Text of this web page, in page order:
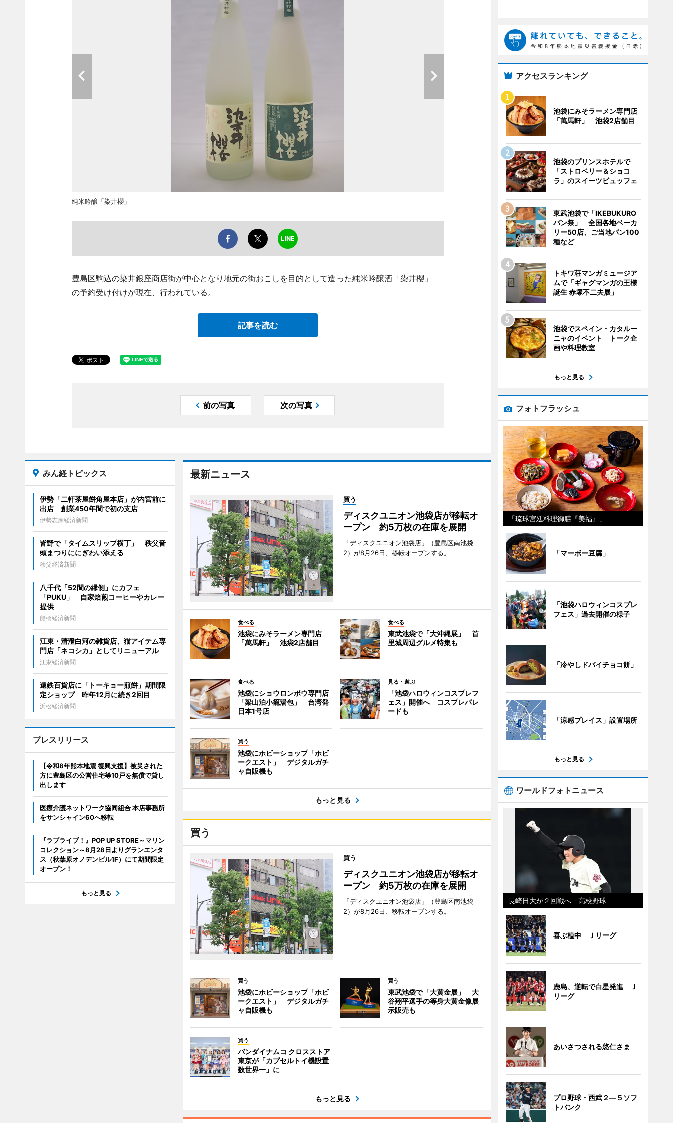
純米吟醸「染井櫻」
豊島区駒込の染井銀座商店街が中心となり地元の街おこしを目的として造った純米吟醸酒「染井櫻」
の予約受け付けが現在、行われている。
記事を読む
前の写真 次の写真
最新ニュース
買う
ディスクユニオン池袋店が移転オ
ープン 約5万枚の在庫を展開
「ディスクユニオン池袋店」（豊島区南池袋
2）が8月26日、移転オープンする。
食べる
池袋にみそラーメン専門店
「萬馬軒」 池袋2店舗目
食べる
東武池袋で「大沖縄展」 首
里城周辺グルメ特集も
食べる
池袋にショウロンポウ専門店
「梁山泊小籠湯包」 台湾発
日本1号店
見る・遊ぶ
「池袋ハロウィンコスプレフ
ェス」開催へ コスプレパレ
ードも
買う
池袋にホビーショップ「ホビ
ークエスト」 デジタルガチ
ャ自販機も
もっと見る
買う
買う
ディスクユニオン池袋店が移転オ
ープン 約5万枚の在庫を展開
「ディスクユニオン池袋店」（豊島区南池袋
2）が8月26日、移転オープンする。
買う
池袋にホビーショップ「ホビ
ークエスト」 デジタルガチ
ャ自販機も
買う
東武池袋で「大黄金展」 大
谷翔平選手の等身大黄金像展
示販売も
買う
バンダイナムコ クロスストア
東京が「カプセルトイ機設置
数世界一」に
もっと見る
みん経トピックス
伊勢「二軒茶屋餅角屋本店」が内宮前に
出店 創業450年間で初の支店
伊勢志摩経済新聞
皆野で「タイムスリップ横丁」 秩父音
頭まつりににぎわい添える
秩父経済新聞
八千代「52間の縁側」にカフェ
「PUKU」 自家焙煎コーヒーやカレー
提供
船橋経済新聞
江東・清澄白河の雑貨店、猫アイテム専
門店「ネコシカ」としてリニューアル
江東経済新聞
遠鉄百貨店に「トーキョー煎餅」期間限
定ショップ 昨年12月に続き2回目
浜松経済新聞
プレスリリース
【令和8年熊本地震 復興支援】被災された
方に豊島区の公営住宅等10戸を無償で貸し
出します
医療介護ネットワーク協同組合 本店事務所
をサンシャイン60へ移転
『ラブライブ！』POP UP STORE～マリン
コレクション～8月28日よりグランエンタ
ス（秋葉原オノデンビル1F）にて期間限定
オープン！
もっと見る
アクセスランキング
池袋にみそラーメン専門店
「萬馬軒」 池袋2店舗目
池袋のプリンスホテルで
「ストロベリー＆ショコ
ラ」のスイーツビュッフェ
東武池袋で「IKEBUKURO
パン祭」 全国各地ベーカ
リー50店、ご当地パン100
種など
トキワ荘マンガミュージア
ムで「ギャグマンガの王様
誕生 赤塚不二夫展」
池袋でスペイン・カタルー
ニャのイベント トーク企
画や料理教室
もっと見る
フォトフラッシュ
「琉球宮廷料理御膳『美福』」
「マーボー豆腐」
「池袋ハロウィンコスプレ
フェス」過去開催の様子
「冷やしドバイチョコ餅」
「涼感プレイス」設置場所
もっと見る
ワールドフォトニュース
長崎日大が２回戦へ 高校野球
喜ぶ植中 Ｊリーグ
鹿島、逆転で白星発進 Ｊ
リーグ
あいさつされる悠仁さま
プロ野球・西武２―５ソフ
トバンク